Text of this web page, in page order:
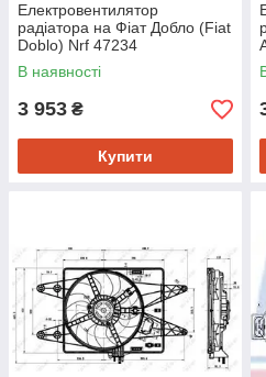
Електровентилятор
радіатора на Фіат Добло (Fiat
Doblo) Nrf 47234
В наявності
3 953 ₴
Купити